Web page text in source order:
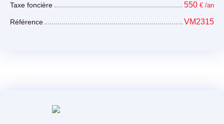
Taxe foncière 550 € /an
Référence VM2315